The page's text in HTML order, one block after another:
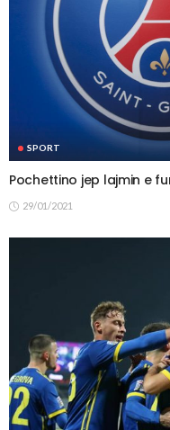
SPORT
Pochettino jep lajmin e
29/01/2021